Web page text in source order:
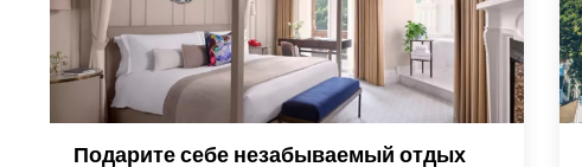
Подарите себе незабываемый отдых